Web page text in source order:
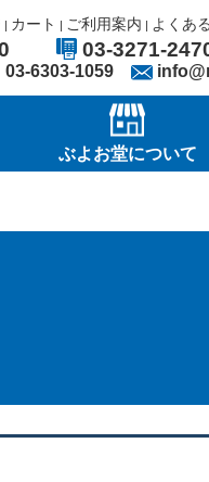
| カート | ご利用案内 | よくあ
03-3271-
03-6303-1059
ぶよお堂について